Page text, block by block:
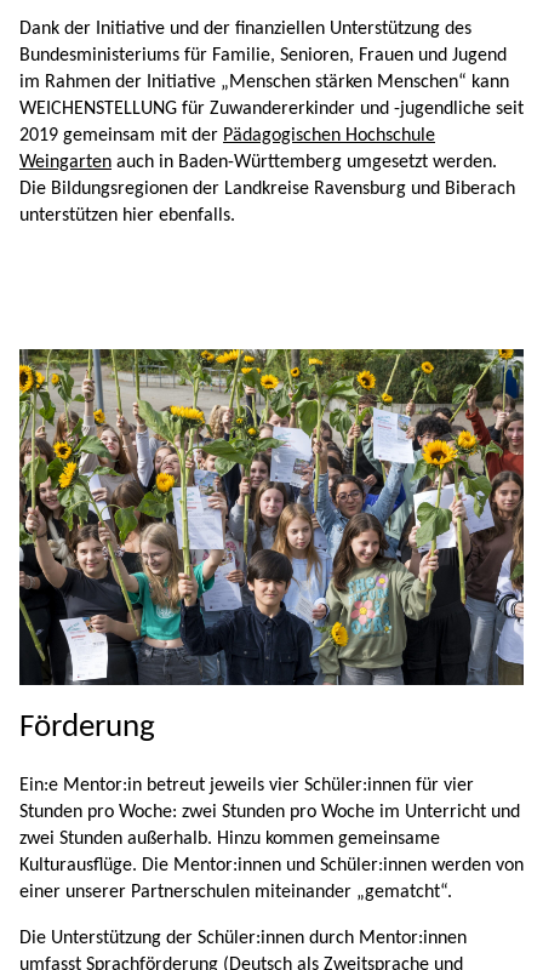
Dank der Initiative und der finanziellen Unterstützung des
Bundesministeriums für Familie, Senioren, Frauen und Jugend
im Rahmen der Initiative „Menschen stärken Menschen“ kann
WEICHENSTELLUNG für Zuwandererkinder und -jugendliche seit
2019 gemeinsam mit der Pädagogischen Hochschule
Weingarten auch in Baden-Württemberg umgesetzt werden.
Die Bildungsregionen der Landkreise Ravensburg und Biberach
unterstützen hier ebenfalls.
Förderung
Ein:e Mentor:in betreut jeweils vier Schüler:innen für vier
Stunden pro Woche: zwei Stunden pro Woche im Unterricht und
zwei Stunden außerhalb. Hinzu kommen gemeinsame
Kulturausflüge. Die Mentor:innen und Schüler:innen werden von
einer unserer Partnerschulen miteinander „gematcht“.
Die Unterstützung der Schüler:innen durch Mentor:innen
umfasst Sprachförderung (Deutsch als Zweitsprache und